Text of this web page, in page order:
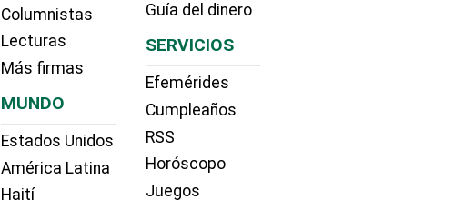
Columnistas
Lecturas
Más firmas
MUNDO
Estados Unidos
América Latina
Haití
Guía del dinero
SERVICIOS
Efemérides
Cumpleaños
RSS
Horóscopo
Juegos